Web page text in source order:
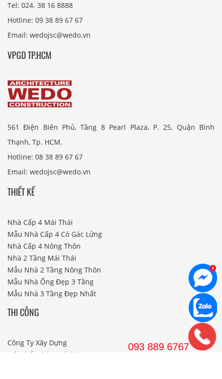
Tel: 024. 38 16 8888
Hotline: 09 38 89 67 67
Email: wedojsc@wedo.vn
VPGD TP.HCM
561 Điện Biên Phủ, Tầng 8 Pearl Plaza, P. 25, Quận Bình
Thạnh, Tp. HCM.
Hotline: 08 38 89 67 67
Email: wedojsc@wedo.vn
THIẾT KẾ
Nhà Cấp 4 Mái Thái
Mẫu Nhà Cấp 4 Có Gác Lửng
Nhà Cấp 4 Nông Thôn
Nhà 2 Tầng Mái Thái
Mẫu Nhà 2 Tầng Nông Thôn
Mẫu Nhà Ống Đẹp 3 Tầng
Mẫu Nhà 3 Tầng Đẹp Nhất
THI CÔNG
Công Ty Xây Dựng
Nội Thất Phòng Khách